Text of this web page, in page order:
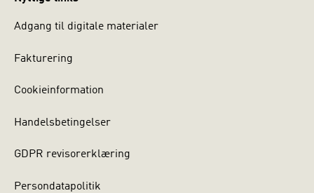
Adgang til digitale materialer
Fakturering
Cookieinformation
Handelsbetingelser
GDPR revisorerklæring
Persondatapolitik